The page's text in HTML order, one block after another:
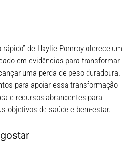
de Haylie Pomroy oferece um
em evidências para transformar
uma perda de peso duradoura.
para apoiar essa transformação
e recursos abrangentes para
objetivos de saúde e bem-estar.